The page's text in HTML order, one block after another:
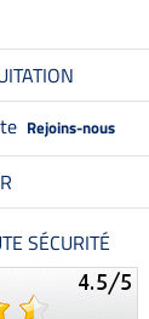
Rejoins-nous
SÉCURITÉ